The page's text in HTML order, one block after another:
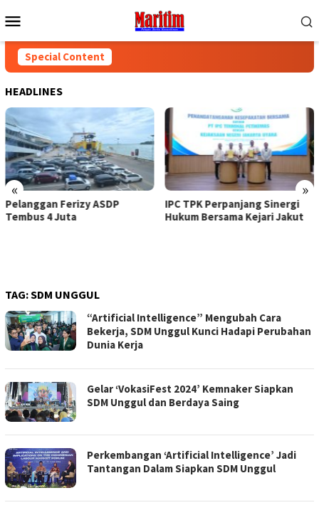
to
Menu
Special Content
HEADLINES
« »
Pelanggan Ferizy ASDP
Tembus 4 Juta
IPC TPK Perpanjang Sinergi
Hukum Bersama Kejari Jakut
TAG:SDM UNGGUL
“Artificial Intelligence” Mengubah Cara
Bekerja, SDM Unggul Kunci Hadapi Perubahan
Dunia Kerja
Gelar ‘VokasiFest 2024’ Kemnaker Siapkan
SDM Unggul dan Berdaya Saing
Perkembangan ‘Artificial Intelligence’ Jadi
Tantangan Dalam Siapkan SDM Unggul